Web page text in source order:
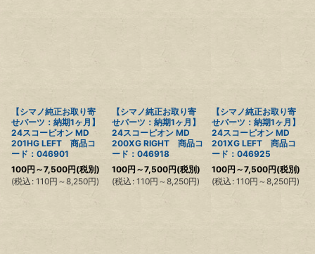
【シマノ純正お取り寄
せパーツ：納期1ヶ月】
24スコーピオン MD
201HG LEFT 商品コ
ード：046901
100円 ～7,500円(税別)
(税込 : 110円 ～8,250円)
【シマノ純正お取り寄
せパーツ：納期1ヶ月】
24スコーピオン MD
200XG RIGHT 商品コ
ード：046918
100円～7,500円(税別)
(税込 : 110円 ～8,250円)
【シマノ純正お取り寄
せパーツ：納期1ヶ月】
24スコーピオン MD
201XG LEFT 商品コ
ード：046925
100円～7,500円(税別)
(税込 : 110円 ～8,250円)